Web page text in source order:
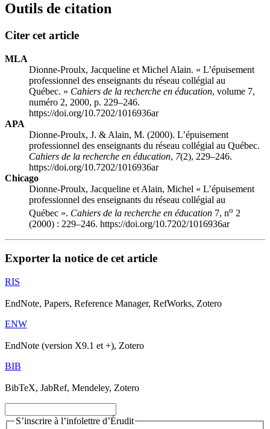
Outils de citation
Citer cet article
MLA
Dionne-Proulx, Jacqueline et Michel Alain. « L’épuisement
professionnel des enseignants du réseau collégial au
Québec. » Cahiers de la recherche en éducation, volume 7,
numéro 2, 2000, p. 229–246.
https://doi.org/10.7202/1016936ar
APA
Dionne-Proulx, J. & Alain, M. (2000). L’épuisement
professionnel des enseignants du réseau collégial au Québec.
Cahiers de la recherche en éducation, 7(2), 229–246.
https://doi.org/10.7202/1016936ar
Chicago
Dionne-Proulx, Jacqueline et Alain, Michel « L’épuisement
professionnel des enseignants du réseau collégial au
Québec ». Cahiers de la recherche en éducation 7, no 2
(2000) : 229–246. https://doi.org/10.7202/1016936ar
Exporter la notice de cet article
RIS
EndNote, Papers, Reference Manager, RefWorks, Zotero
ENW
EndNote (version X9.1 et +), Zotero
BIB
BibTeX, JabRef, Mendeley, Zotero
S’inscrire à l’infolettre d’Érudit